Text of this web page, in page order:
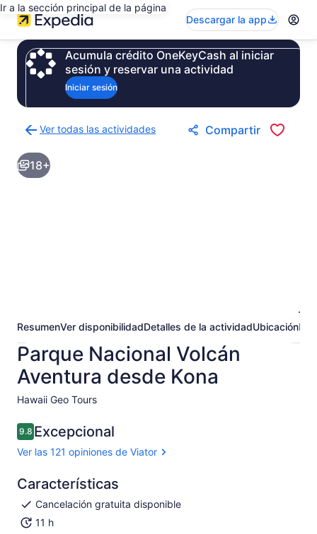
Ir a la sección principal de la página
Descargar la app
Acumula crédito OneKeyCash al iniciar
sesión y reservar una actividad
Iniciar sesión
Ver todas las actividades
a
la
página
Compartir
18+
ResumenVer disponibilidadDetalles de la actividadUbicación
Parque Nacional Volcán
Aventura desde Kona
Hawaii Geo Tours​
9.89.8 de 10
Excepcional
Ver las 121 opiniones de Viator
Características
Cancelación gratuita disponible
11 h